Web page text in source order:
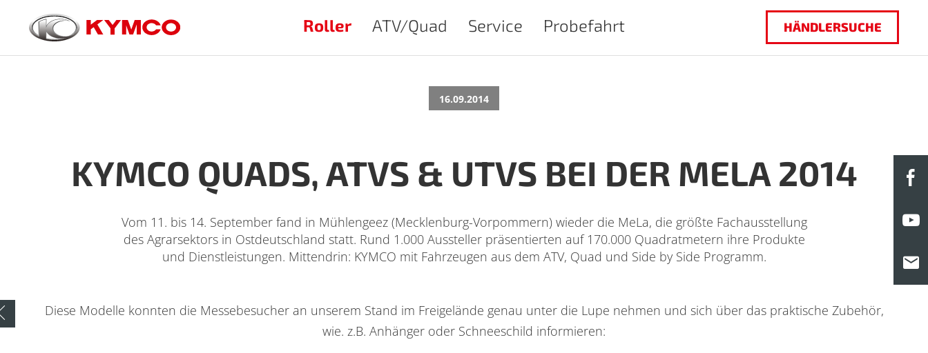
Roller ATV/Quad Service Probefahrt HÄNDLERSUCHE
16.09.2014
KYMCO QUADS, ATVS & UTVS BEI DER MELA 2014
Vom 11. bis 14. September fand in Mühlengeez (Mecklenburg-Vorpommern) wieder die MeLa, die größte Fachausstellung
des Agrarsektors in Ostdeutschland statt. Rund 1.000 Aussteller präsentierten auf 170.000 Quadratmetern ihre Produkte
und Dienstleistungen. Mittendrin: KYMCO mit Fahrzeugen aus dem ATV, Quad und Side by Side Programm.
Diese Modelle konnten die Messebesucher an unserem Stand im Freigelände genau unter die Lupe nehmen und sich über das praktische Zubehör,
wie. z.B. Anhänger oder Schneeschild informieren:
Zurück zur Übersicht
F
Y
M